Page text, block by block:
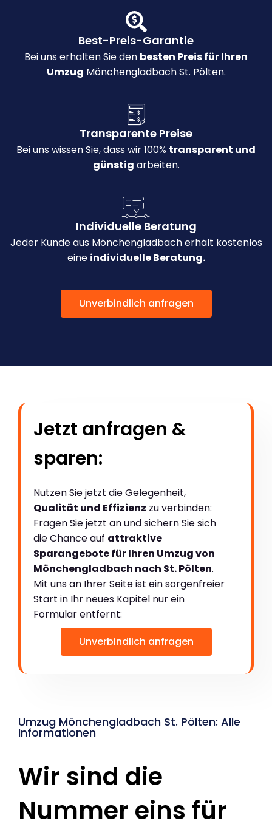
Best-Preis-Garantie
Bei uns erhalten Sie den besten Preis für Ihren
Umzug Mönchengladbach St. Pölten.
Transparente Preise
Bei uns wissen Sie, dass wir 100% transparent und
günstig arbeiten.
Individuelle Beratung
Jeder Kunde aus Mönchengladbach erhält kostenlos
eine individuelle Beratung.
Unverbindlich anfragen
Jetzt anfragen &
sparen:
Nutzen Sie jetzt die Gelegenheit,
Qualität und Effizienz zu verbinden:
Fragen Sie jetzt an und sichern Sie sich
die Chance auf attraktive
Sparangebote für Ihren Umzug von
Mönchengladbach nach St. Pölten.
Mit uns an Ihrer Seite ist ein sorgenfreier
Start in Ihr neues Kapitel nur ein
Formular entfernt:
Unverbindlich anfragen
Umzug Mönchengladbach St. Pölten: Alle
Informationen
Wir sind die
Nummer eins für